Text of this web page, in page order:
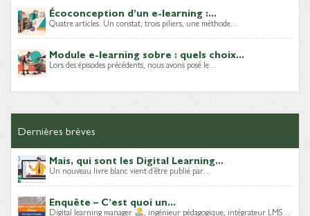
Écoconception d’un e-learning :...
Quatre articles. Un constat, trois piliers, une méthode…
Module e-learning sobre : quels choix...
Lors des épisodes précédents, nous avons posé le…
Dernières brèves
Mais, qui sont les Digital Learning...
Un nouveau livre blanc vient d’être publié par…
Enquête – C’est quoi un...
Digital learning manager , ingénieur pédagogique, intégrateur LMS…